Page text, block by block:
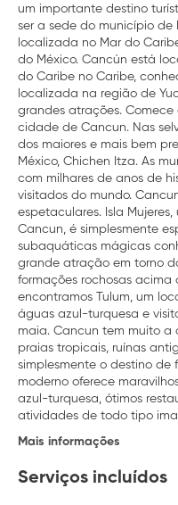
um importante destino
ser a sede do município
localizada no Mar do
do México. Cancún está
do Caribe no Caribe,
localizada na região de
grandes atrações.
cidade de Cancun. Nas
dos maiores e mais bem
México, Chichen Itza. As
com milhares de anos de
visitados do mundo.
espetaculares. Isla
Cancun, é simplesmente
subaquáticas mágicas
grande atração em torno
formações rochosas acima
encontramos Tulum, um
águas azul-turquesa e
maia. Cancun tem muito a
praias tropicais, ruínas
simplesmente o destino de
moderno oferece
azul-turquesa, ótimos
atividades de todo tipo
Mais informações
Serviços incluídos